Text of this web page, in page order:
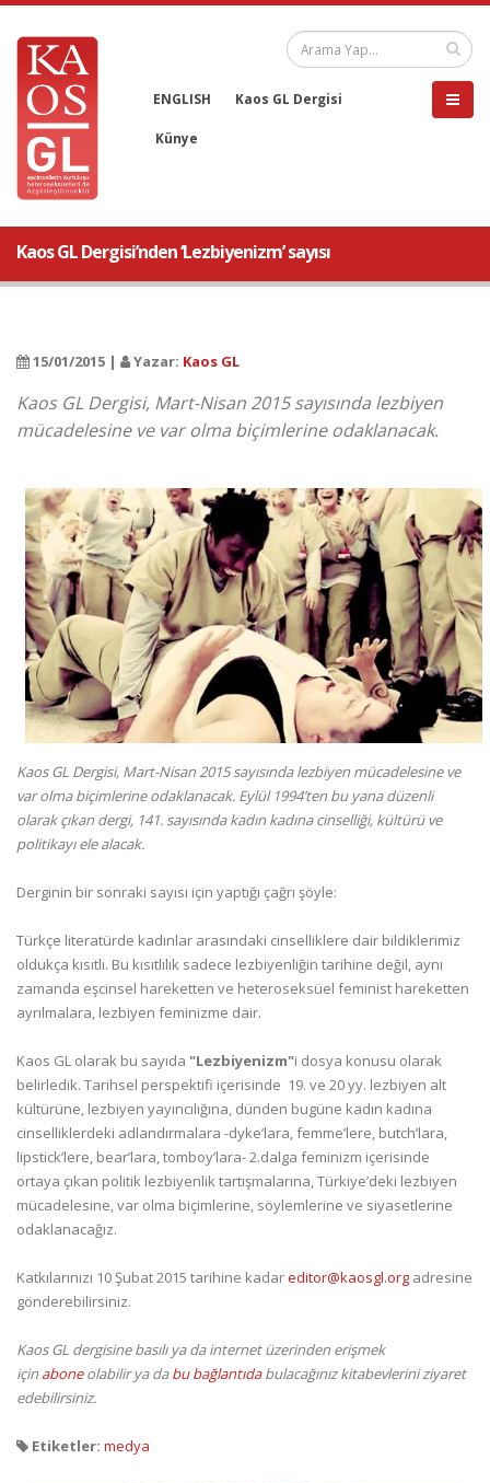
ENGLISH Kaos GL Dergisi
Künye
Kaos GL Dergisi’nden ‘Lezbiyenizm’ sayısı
15/01/2015 | Yazar: Kaos GL
Kaos GL Dergisi, Mart-Nisan 2015 sayısında lezbiyen
mücadelesine ve var olma biçimlerine odaklanacak.
Kaos GL Dergisi, Mart-Nisan 2015 sayısında lezbiyen mücadelesine ve
var olma biçimlerine odaklanacak. Eylül 1994’ten bu yana düzenli
olarak çıkan dergi, 141. sayısında kadın kadına cinselliği, kültürü ve
politikayı ele alacak.
Derginin bir sonraki sayısı için yaptığı çağrı şöyle:
Türkçe literatürde kadınlar arasındaki cinselliklere dair bildiklerimiz
oldukça kısıtlı. Bu kısıtlılık sadece lezbiyenliğin tarihine değil, aynı
zamanda eşcinsel hareketten ve heteroseksüel feminist hareketten
ayrılmalara, lezbiyen feminizme dair.
Kaos GL olarak bu sayıda "Lezbiyenizm"i dosya konusu olarak
belirledik. Tarihsel perspektifi içerisinde 19. ve 20 yy. lezbiyen alt
kültürüne, lezbiyen yayıncılığına, dünden bugüne kadın kadına
cinselliklerdeki adlandırmalara -dyke’lara, femme’lere, butch’lara,
lipstick’lere, bear’lara, tomboy’lara- 2.dalga feminizm içerisinde
ortaya çıkan politik lezbiyenlik tartışmalarına, Türkiye’deki lezbiyen
mücadelesine, var olma biçimlerine, söylemlerine ve siyasetlerine
odaklanacağız.
Katkılarınızı 10 Şubat 2015 tarihine kadareditor@kaosgl.org adresine
gönderebilirsiniz.
Kaos GL dergisine basılı ya da internet üzerinden erişmek
için aboneolabilir ya dabu bağlantıdabulacağınız kitabevlerini ziyaret
edebilirsiniz.
Etiketler: medya